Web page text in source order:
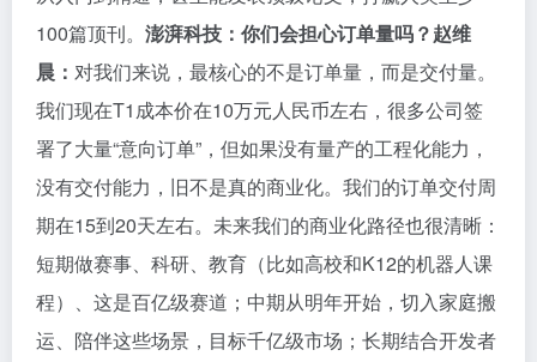
100篇顶刊。 澎湃科技：你们会担心订单量吗？赵维
晨： 对我们来说，最核心的不是订单量，而是交付量。
我们现在T1成本价在10万元人民币左右，很多公司签
署了大量“意向订单”，但如果没有量产的工程化能力，
没有交付能力，旧不是真的商业化。我们的订单交付周
期在15到20天左右。未来我们的商业化路径也很清晰：
短期做赛事、科研、教育（比如高校和K12的机器人课
程）、这是百亿级赛道；中期从明年开始，切入家庭搬
运、陪伴这些场景，目标千亿级市场；长期结合开发者